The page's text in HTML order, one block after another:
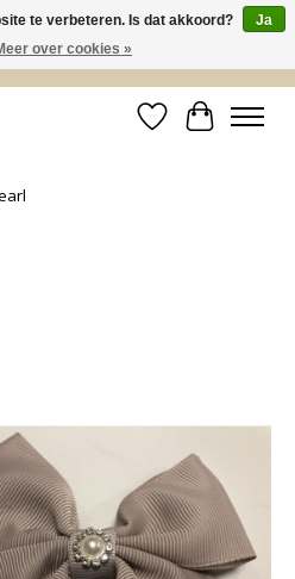
wij maken ruimte! Shop nu de zomer
Verlanglijst
te verbeteren. Is dat akkoord?
Ja
over cookies »